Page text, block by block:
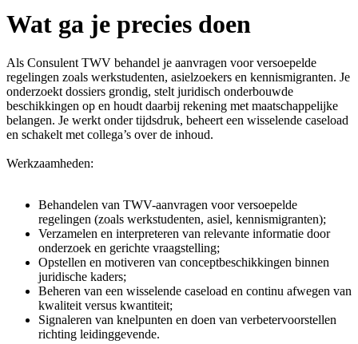
Wat ga je precies doen
Als Consulent TWV behandel je aanvragen voor versoepelde
regelingen zoals werkstudenten, asielzoekers en kennismigranten. Je
onderzoekt dossiers grondig, stelt juridisch onderbouwde
beschikkingen op en houdt daarbij rekening met maatschappelijke
belangen. Je werkt onder tijdsdruk, beheert een wisselende caseload
en schakelt met collega’s over de inhoud.
Werkzaamheden:
Behandelen van TWV-aanvragen voor versoepelde
regelingen (zoals werkstudenten, asiel, kennismigranten);
Verzamelen en interpreteren van relevante informatie door
onderzoek en gerichte vraagstelling;
Opstellen en motiveren van conceptbeschikkingen binnen
juridische kaders;
Beheren van een wisselende caseload en continu afwegen van
kwaliteit versus kwantiteit;
Signaleren van knelpunten en doen van verbetervoorstellen
richting leidinggevende.